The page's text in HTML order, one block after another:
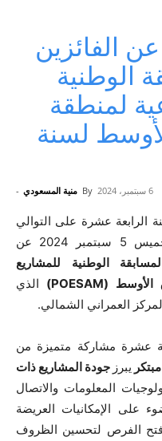
الفائزين
الوطنية
لمنطقة
لسنة
By منية المسعودي - 6 سبتمبر، 2024
الرابعة عشرة على التوالي
2024 عن
سابقة الوطنية للمشاريع
الأوسط (POESAM) الذي
العمراني الشمالي.
عشرة مشاركة متميزة من
يبرز جودة المشاريع ذات
المعلومات والاتصال
على الإمكانيات العريضة
وفتح الفرص لتحسين الظروف